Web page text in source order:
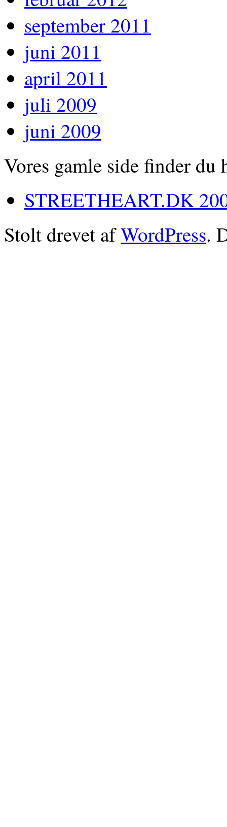
september 2011
juni 2011
april 2011
juli 2009
juni 2009
Vores gamle side finder du
STREETHEART.DK
Stolt drevet afWordPress.